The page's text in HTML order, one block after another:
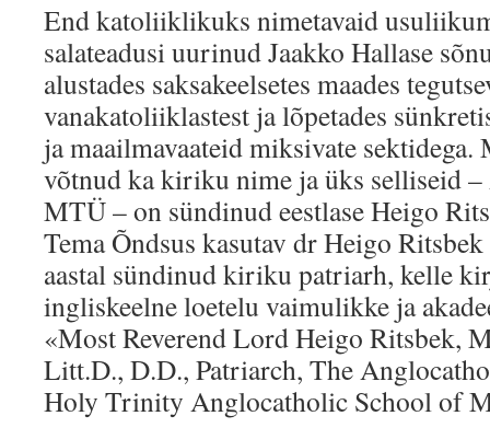
End katoliiklikuks nimetavaid
salateadusi uurinud Jaakko Hallase
alustades saksakeelsetes maades
vanakatoliiklastest ja lõpetades
ja maailmavaateid miksivate sektidega.
võtnud ka kiriku nime ja üks selliseid
MTÜ – on sündinud eestlase Heigo
Tema Õndsus kasutav dr Heigo
aastal sündinud kiriku patriarh, kelle
ingliskeelne loetelu vaimulikke ja
«Most Reverend Lord Heigo Ritsbek,
Litt.D., D.D., Patriarch, The
Holy Trinity Anglocatholic School of